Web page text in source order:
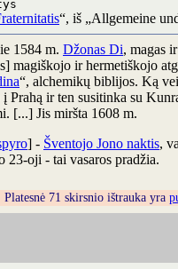
“, iš „Allgemeine
1584 m. Džonas Di, magas ir
magiškojo ir hermetiškojo
“, alchemikų biblijos. Ką
Prahą ir ten susitinka su
[...] Jis miršta 1608 m.
] - Šventojo Jono naktis,
23-oji - tai vasaros pradžia.
Platesnė 71 skirsnio ištrauka yra